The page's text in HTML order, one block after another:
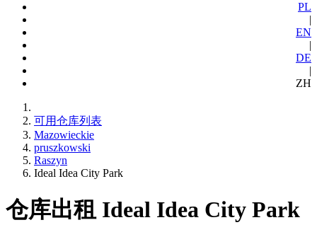
PL
|
EN
|
DE
|
ZH
可用仓库列表
Mazowieckie
pruszkowski
Raszyn
Ideal Idea City Park
仓库出租 Ideal Idea City Park